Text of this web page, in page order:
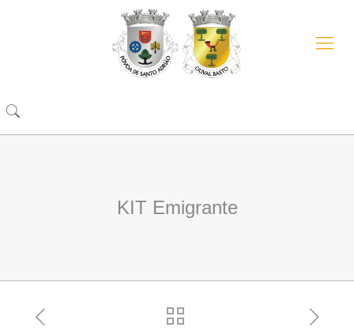
KIT Emigrante